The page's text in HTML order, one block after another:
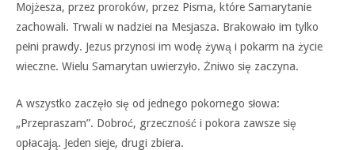
Mojżesza, przez proroków, przez Pisma, które Samarytanie
zachowali. Trwali w nadziei na Mesjasza. Brakowało im tylko
pełni prawdy. Jezus przynosi im wodę żywą i pokarm na życie
wieczne. Wielu Samarytan uwierzyło. Żniwo się zaczyna.
A wszystko zaczęło się od jednego pokornego słowa:
„Przepraszam”. Dobroć, grzeczność i pokora zawsze się
opłacają. Jeden sieje, drugi zbiera.